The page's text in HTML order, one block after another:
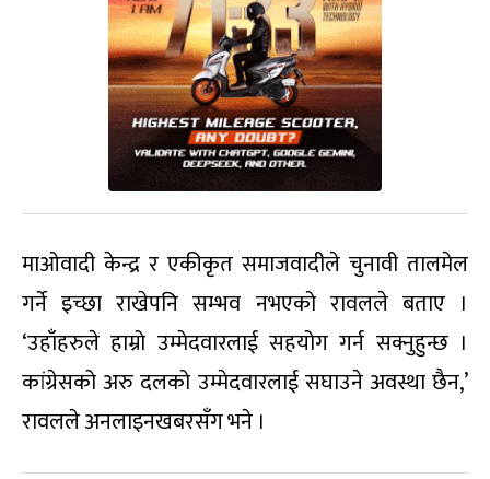
माओवादी केन्द्र र एकीकृत समाजवादीले चुनावी तालमेल
गर्ने इच्छा राखेपनि सम्भव नभएको रावलले बताए ।
‘उहाँहरुले हाम्रो उम्मेदवारलाई सहयोग गर्न सक्नुहुन्छ ।
कांग्रेसको अरु दलको उम्मेदवारलाई सघाउने अवस्था छैन,’
रावलले अनलाइनखबरसँग भने ।